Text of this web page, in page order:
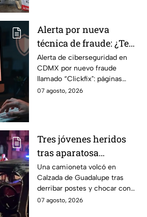
Alerta por nueva
técnica de fraude: ¿Te
piden copiar códigos
extraños en la PC?
Cuidado, podrías ser
víctima del peligroso
Alerta de ciberseguridad en
CDMX por nuevo fraude
llamado “Clickfix": páginas
falsas que engañan para
07 agosto, 2026
Tres jóvenes heridos
tras aparatosa
volcadura en Tepeyac
Insurgentes y operativo
en la Juárez, mientras
dormía
Una camioneta volcó en
Calzada de Guadalupe tras
derribar postes y chocar con
un árbol, dejando a tres
07 agosto, 2026